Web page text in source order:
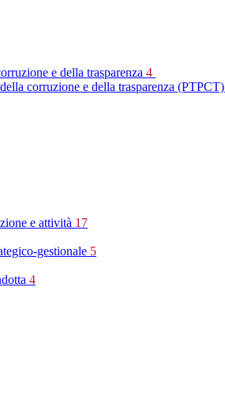
e della trasparenza 4
corruzione e della trasparenza (PTPCT)
e attività 17
gestionale 5
4